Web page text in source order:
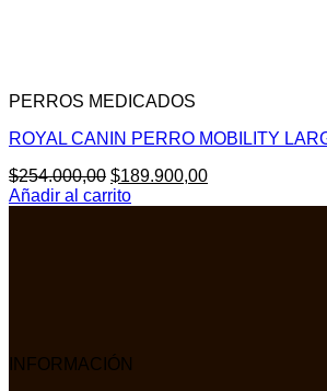
PERROS MEDICADOS
ROYAL CANIN PERRO MOBILITY
$254.000,00 El
precio
$189.900,00El
Añadir al carrito
INFORMACIÓN